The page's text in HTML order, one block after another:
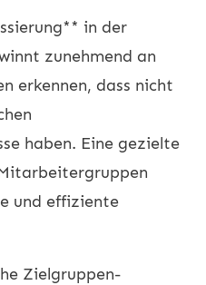
in der
zunehmend an
erkennen, dass nicht
haben. Eine gezielte
und effiziente
Zielgruppen-